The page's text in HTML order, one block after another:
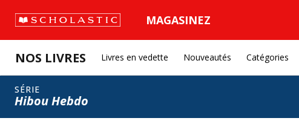
MAGASINEZ
NOS LIVRES Livres en vedette Nouveautés Catégories
SÉRIE
Hibou Hebdo